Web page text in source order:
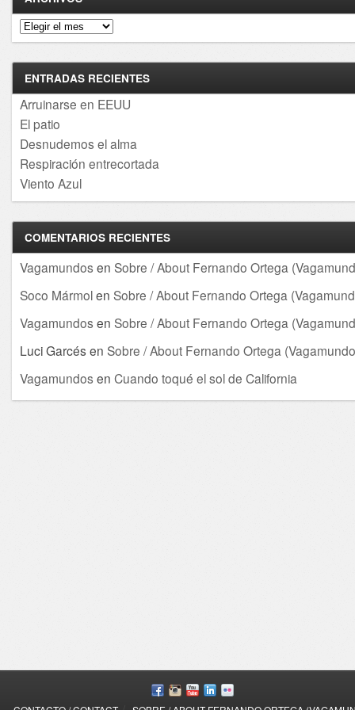
Archivos
ENTRADAS RECIENTES
Arruinarse en EEUU
El patio
Desnudemos el alma
Respiración entrecortada
Viento Azul
COMENTARIOS RECIENTES
Vagamundos en Sobre / About Fernando Ortega
Soco Mármolen Sobre / About Fernando Ortega
Vagamundos en Sobre / About Fernando Ortega
Luci Garcés en Sobre / About Fernando Ortega
Vagamundos en Cuando toqué el sol de California